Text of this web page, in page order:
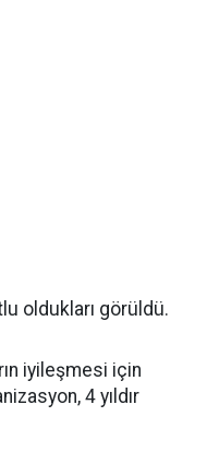
oldukları görüldü.
iyileşmesi için
4 yıldır